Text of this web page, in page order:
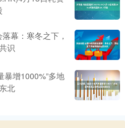
幕：寒冬之下，
识
暴增1000%”多地
北